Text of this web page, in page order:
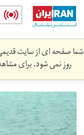
Skip
main
content
شما صفحه ای از سایت قدیمی
روز نمی شود. برای
unnamed.jpg